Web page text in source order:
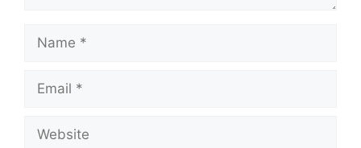
Name
Email
Website